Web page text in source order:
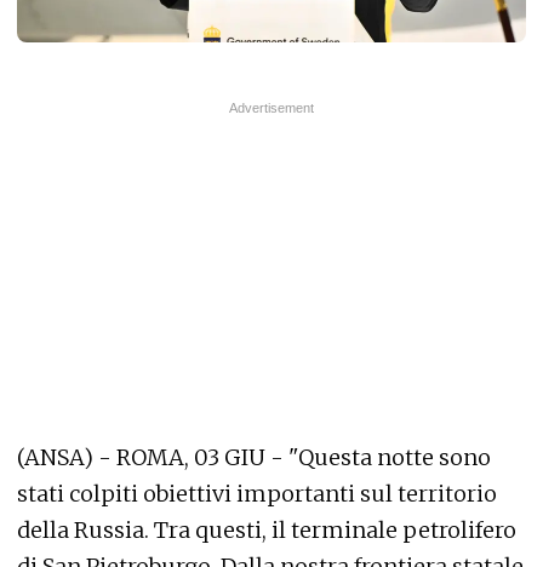
(ANSA) - ROMA, 03 GIU - "Questa notte sono
stati colpiti obiettivi importanti sul territorio
della Russia. Tra questi, il terminale petrolifero